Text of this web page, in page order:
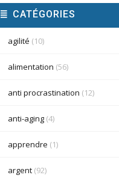
CATÉGORIES
agilité (10)
alimentation (56)
anti procrastination (12)
anti-aging(4)
apprendre (1)
argent(92)